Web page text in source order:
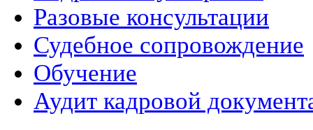
Разовые консультации
Судебное сопровождение
Обучение
Аудит кадровой